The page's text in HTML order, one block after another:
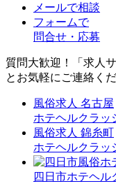
メールで相談
フォームで
問合せ・応募
質問大歓迎！「求人
とお気軽にご連絡くだ
風俗求人 名古屋
ホテヘルクラッ
風俗求人 錦糸町
ホテヘルクラッ
四日市ホテヘル